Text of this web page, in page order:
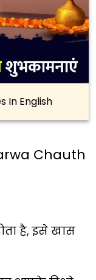
In English
Chauth
है, इसे खास